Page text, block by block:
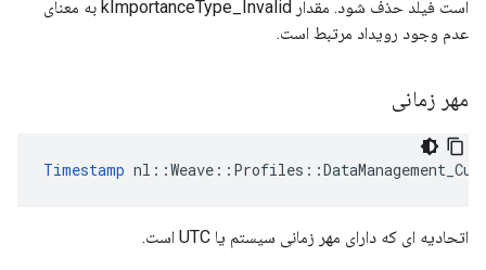
است فیلد حذف شود. مقدار kImportanceType_Invalid به معنای
عدم وجود رویداد مرتبط است.
مهر زمانی
Timestamp
اتحادیه ای که دارای مهر زمانی سیستم یا UTC است.